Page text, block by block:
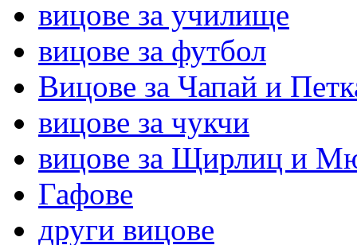
вицове за училище
вицове за футбол
Вицове за Чапай и
вицове за чукчи
вицове за Щирлиц и
Гафове
други вицове